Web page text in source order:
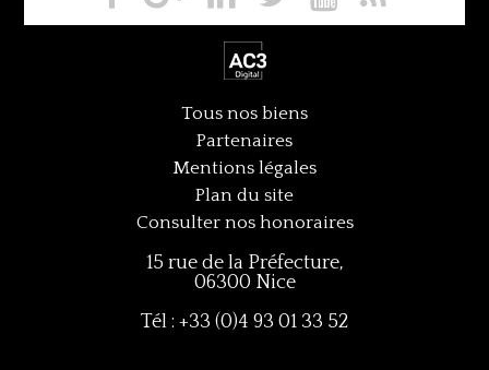
Tous nos biens
Partenaires
Mentions légales
Plan du site
Consulter nos honoraires
15 rue de la Préfecture,
06300 Nice
Tél : +33 (0)4 93 01 33 52